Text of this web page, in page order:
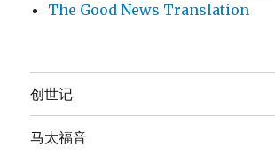
The Good News Translation
创世记
马太福音